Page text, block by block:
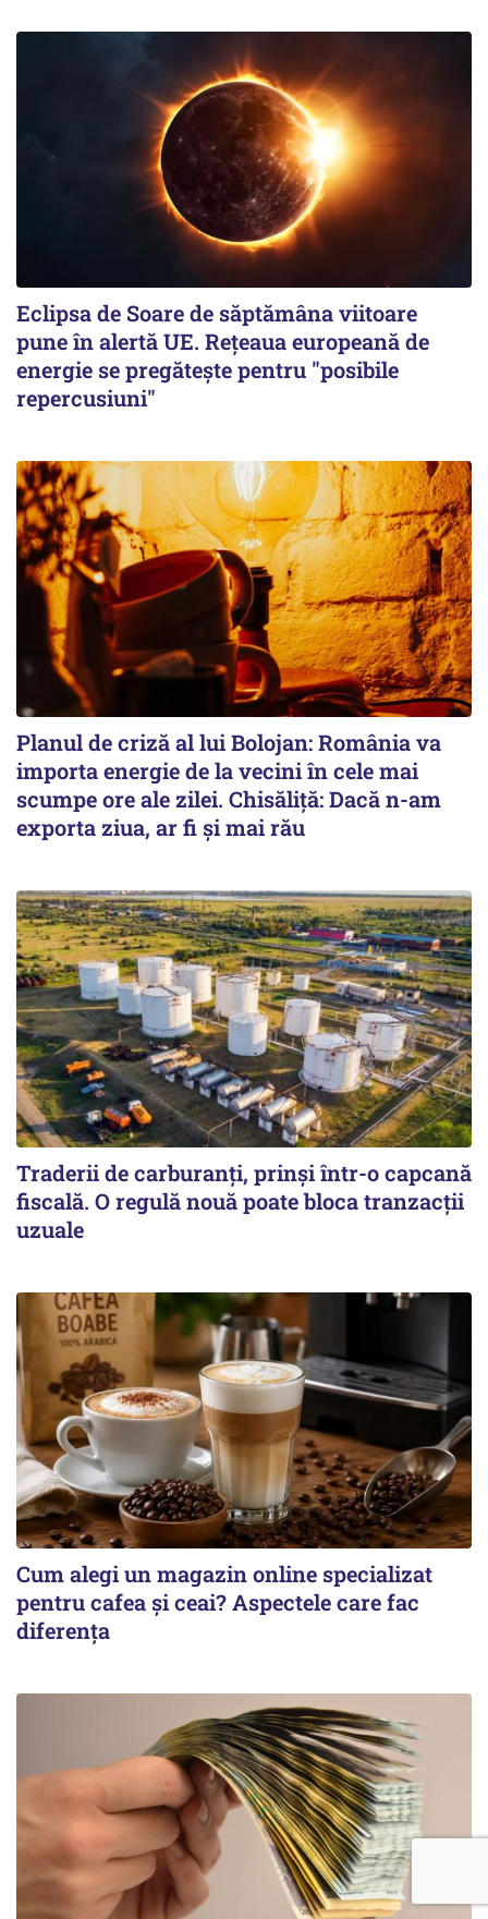
Eclipsa de Soare de săptămâna viitoare
pune în alertă UE. Rețeaua europeană de
energie se pregătește pentru "posibile
repercusiuni"
Planul de criză al lui Bolojan: România va
importa energie de la vecini în cele mai
scumpe ore ale zilei. Chisăliță: Dacă n-am
exporta ziua, ar fi și mai rău
Traderii de carburanți, prinși într-o capcană
fiscală. O regulă nouă poate bloca tranzacții
uzuale
Cum alegi un magazin online specializat
pentru cafea și ceai? Aspectele care fac
diferența